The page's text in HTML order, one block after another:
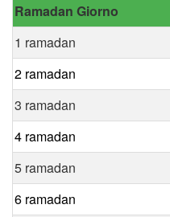
Ramadan Giorno
1 ramadan
2 ramadan
3 ramadan
4 ramadan
5 ramadan
6 ramadan